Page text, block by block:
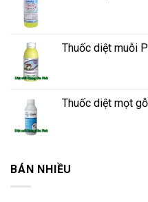
Thuốc diệt muỗi
Thuốc diệt mọt
BÁN NHIỀU